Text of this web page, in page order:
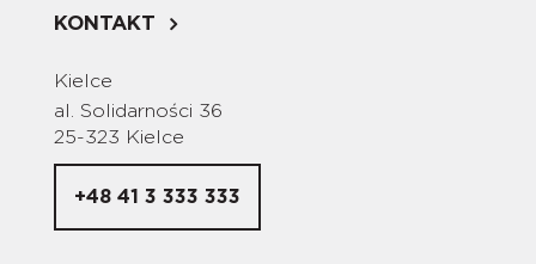
KONTAKT
Kielce
al. Solidarności 36
25-323 Kielce
+48 41 3 333 333